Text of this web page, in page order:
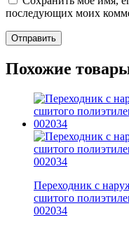
последующих моих
Похожие
Переходник с
сшитого
002034